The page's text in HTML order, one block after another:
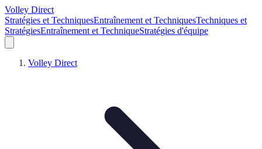
Volley Direct
Stratégies et TechniquesEntraînement et TechniquesTechniques et
StratégiesEntraînement et TechniqueStratégies d'équipe
Volley Direct